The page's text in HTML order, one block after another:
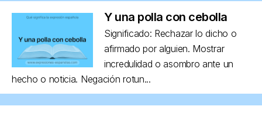
Y una polla con cebolla
Significado: Rechazar lo dicho o
afirmado por alguien. Mostrar
incredulidad o asombro ante un
hecho o noticia. Negación rotun...